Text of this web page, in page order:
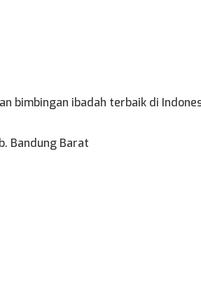
ibadah terbaik di
Bandung Barat